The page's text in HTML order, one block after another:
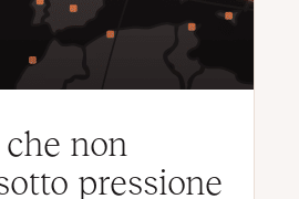
non
pressione